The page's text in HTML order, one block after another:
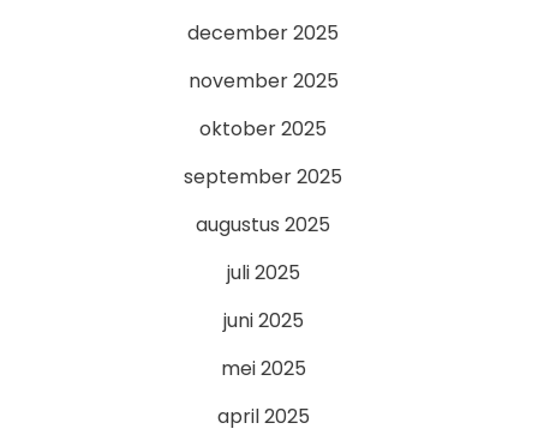
december 2025
november 2025
oktober 2025
september 2025
augustus 2025
juli 2025
juni 2025
mei 2025
april 2025